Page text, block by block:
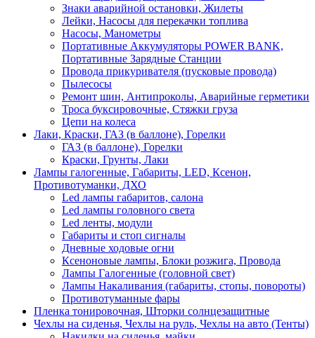
Знаки аварийной остановки, Жилеты
Лейки, Насосы для перекачки топлива
Насосы, Манометры
Портативные Аккумуляторы POWER BANK,
Портативные Зарядные Станции
Провода прикуривателя (пусковые провода)
Пылесосы
Ремонт шин, Антипроколы, Аварийные герметики
Троса буксировочные, Стяжки груза
Цепи на колеса
Лаки, Краски, ГАЗ (в баллоне), Горелки
ГАЗ (в баллоне), Горелки
Краски, Грунты, Лаки
Лампы галогенные, Габариты, LED, Ксенон,
Противотуманки, ДХО
Led лампы габаритов, салона
Led лампы головного света
Led ленты, модули
Габариты и стоп сигналы
Дневные ходовые огни
Ксеноновые лампы, Блоки розжига, Провода
Лампы Галогенные (головной свет)
Лампы Накаливания (габариты, стопы, повороты)
Противотуманные фары
Пленка тонировочная, Шторки солнцезащитные
Чехлы на сиденья, Чехлы на руль, Чехлы на авто (Тенты)